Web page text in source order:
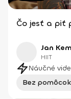
Čo jesť a piť
Jan
HIIT
Náučné
Bez pomôcok